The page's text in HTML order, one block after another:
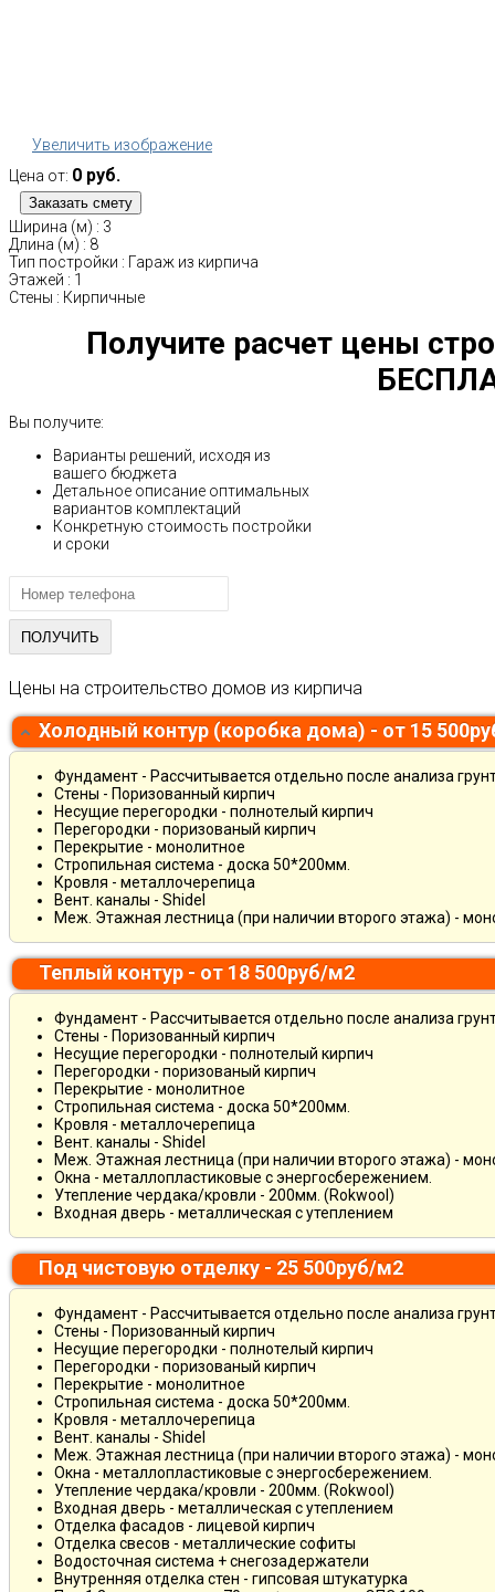
Увеличить изображение
Цена от: 0 руб.
Ширина (м) : 3
Длина (м) : 8
Тип постройки : Гараж из кирпича
Этажей : 1
Стены : Кирпичные
Получите расчет цены
Вы получите:
Варианты решений, исходя из
вашего бюджета
Детальное описание оптимальных
вариантов комплектаций
Конкретную стоимость постройки
и сроки
Цены на строительство домов из кирпича
Холодный контур (коробка дома) - от 15
Фундамент - Рассчитывается отдельно после анализа
Стены - Поризованный кирпич
Несущие перегородки - полнотелый кирпич
Перегородки - поризованый кирпич
Перекрытие - монолитное
Стропильная система - доска 50*200мм.
Кровля - металлочерепица
Вент. каналы - Shidel
Меж. Этажная лестница (при наличии второго этажа) -
Теплый контур - от 18 500руб/м2
Фундамент - Рассчитывается отдельно после анализа
Стены - Поризованный кирпич
Несущие перегородки - полнотелый кирпич
Перегородки - поризованый кирпич
Перекрытие - монолитное
Стропильная система - доска 50*200мм.
Кровля - металлочерепица
Вент. каналы - Shidel
Меж. Этажная лестница (при наличии второго этажа) -
Окна - металлопластиковые с энергосбережением.
Утепление чердака/кровли - 200мм. (Rokwool)
Входная дверь - металлическая с утеплением
Под чистовую отделку - 25 500руб/м2
Фундамент - Рассчитывается отдельно после анализа
Стены - Поризованный кирпич
Несущие перегородки - полнотелый кирпич
Перегородки - поризованый кирпич
Перекрытие - монолитное
Стропильная система - доска 50*200мм.
Кровля - металлочерепица
Вент. каналы - Shidel
Меж. Этажная лестница (при наличии второго этажа) -
Окна - металлопластиковые с энергосбережением.
Утепление чердака/кровли - 200мм. (Rokwool)
Входная дверь - металлическая с утеплением
Отделка фасадов - лицевой кирпич
Отделка свесов - металлические софиты
Водосточная система + снегозадержатели
Внутренняя отделка стен - гипсовая штукатурка